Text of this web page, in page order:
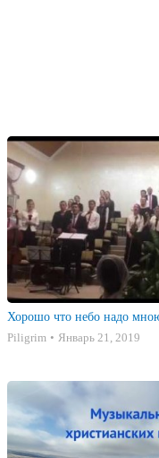
в  Истине"
Хорошо что небо надо
Piligrim
Январь 21, 2019